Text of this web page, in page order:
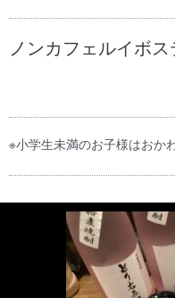
ノンカフェルイボス
※小学生未満のお子様はおか